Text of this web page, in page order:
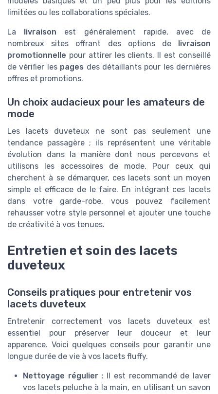
limitées ou les collaborations spéciales.
La livraison est généralement rapide, avec de
nombreux sites offrant des options de livraison
promotionnelle pour attirer les clients. Il est conseillé
de vérifier les pages des détaillants pour les dernières
offres et promotions.
Un choix audacieux pour les amateurs de
mode
Les lacets duveteux ne sont pas seulement une
tendance passagère ; ils représentent une véritable
évolution dans la manière dont nous percevons et
utilisons les accessoires de mode. Pour ceux qui
cherchent à se démarquer, ces lacets sont un moyen
simple et efficace de le faire. En intégrant ces lacets
dans votre garde-robe, vous pouvez facilement
rehausser votre style personnel et ajouter une touche
de créativité à vos tenues.
Entretien et soin des lacets
duveteux
Conseils pratiques pour entretenir vos
lacets duveteux
Entretenir correctement vos lacets duveteux est
essentiel pour préserver leur douceur et leur
apparence. Voici quelques conseils pour garantir une
longue durée de vie à vos lacets fluffy.
Nettoyage régulier : Il est recommandé de laver
vos lacets peluche à la main, en utilisant un savon